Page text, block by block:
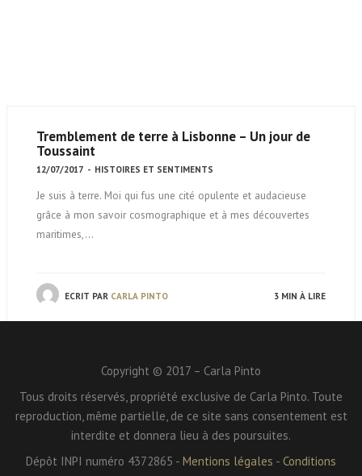
Tremblement de terre à Lisbonne – Un jour de
Toussaint
12/07/2017 - HISTOIRES ET SENTIMENTS
Je suis à terre. Moi qui fus une cité opulente et audacieuse
grâce à mon savoir cosmographique et à mes découvertes
maritimes,…
ECRIT PAR CARLA PINTO 3 MIN À LIRE
Copyright © 2017 – Carla Pinto
Tous droits réservés, propriété exclusive de Carla Pinto. Toute
reproduction, même partielle, de ce site sans consentement est
interdite et donnera lieu à des poursuites.
Dépôt INPI numéro 4372865 - Mentions légales - Conditions